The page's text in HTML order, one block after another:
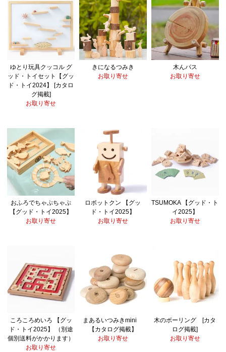
ゆとり玩具クッコル グ
ッド・トイセット【グッ
ド・トイ2024】 [カタロ
グ掲載]
お取り寄せ
きになるつみき
お取り寄せ
木んパス
お取り寄せ
おふろでちゃぷちゃぷ
【グッド・トイ2025】
お取り寄せ
ロボットクン 【グッ
ド・トイ2025】
お取り寄せ
TSUMOKA 【グッド・ト
イ2025】
お取り寄せ
ころころめいろ 【グッ
ド・トイ2025】 （別途
個別送料がかかります）
お取り寄せ
まあるいつみきmini
【カタログ掲載】
お取り寄せ
木のボーリング [カタ
ログ掲載]
お取り寄せ